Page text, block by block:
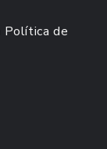
Política de